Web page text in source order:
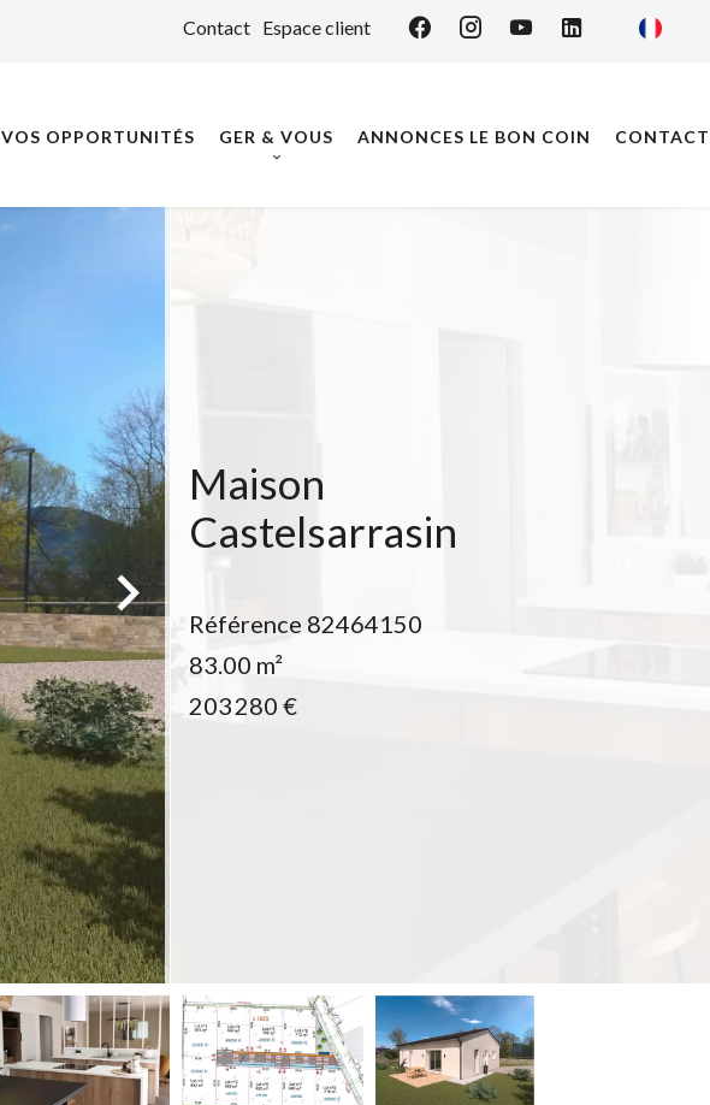
Contact Espace client
VOS OPPORTUNITÉS GER & VOUS ANNONCES LE BON COIN CONTACT
Maison
Castelsarrasin
Référence 82464150
83.00 m²
203 280 €